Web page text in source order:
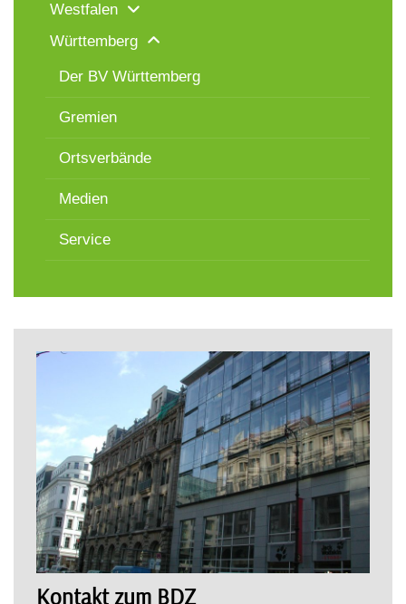
Westfalen
Württemberg
Der BV Württemberg
Gremien
Ortsverbände
Medien
Service
Kontakt zum BDZ